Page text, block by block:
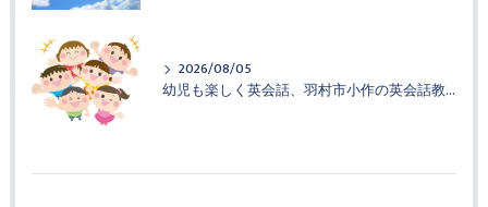
2026/08/05
幼児も楽しく英会話、羽村市小作の英会話教室